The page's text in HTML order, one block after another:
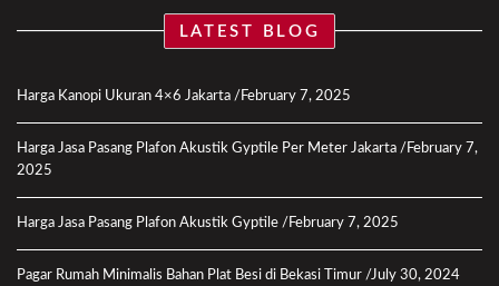
LATEST BLOG
Harga Kanopi Ukuran 4×6 Jakarta February 7, 2025
Harga Jasa Pasang Plafon Akustik Gyptile Per Meter Jakarta
February 7,
2025
Harga Jasa Pasang Plafon Akustik Gyptile February 7, 2025
Pagar Rumah Minimalis Bahan Plat Besi di Bekasi Timur July 30, 2024